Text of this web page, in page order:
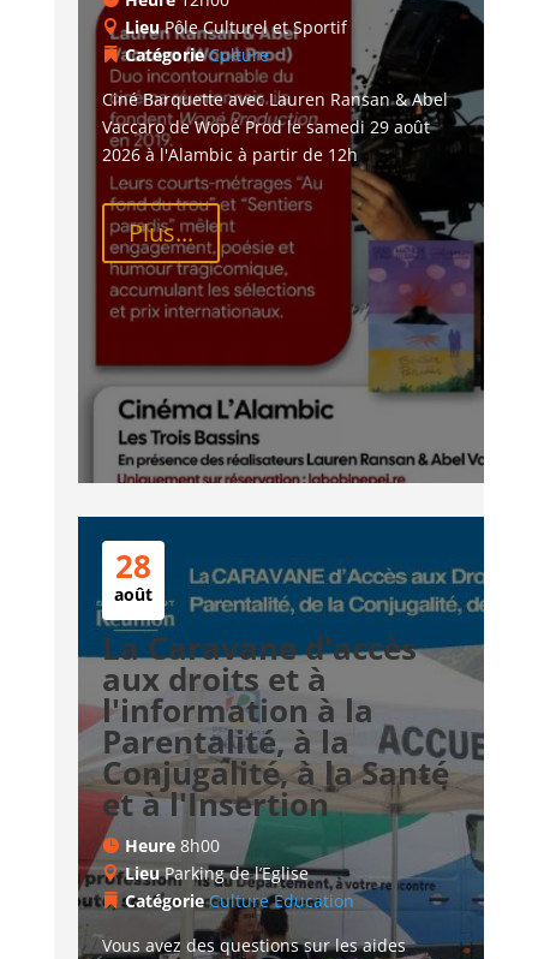
LieuPôle Culturel et Sportif
CatégorieCulture
Ciné Barquette avec Lauren Ransan & Abel
Vaccaro de Wopé Prod le samedi 29 août
2026 à l'Alambic à partir de 12h
Plus...
28
août
La Caravane d'accès
aux droits et à
l'information à la
Parentalité, à la
Conjugalité, à la Santé
et à l'Insertion
Heure 8h00
LieuParking de l’Eglise
CatégorieCulture Education
Vous avez des questions sur les aides